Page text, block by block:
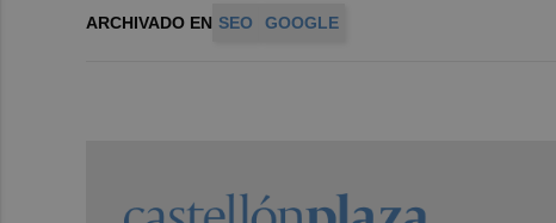
ARCHIVADO EN SEO GOOGLE